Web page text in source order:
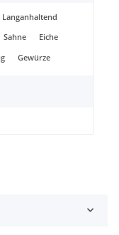
Langanhaltend
Sahne Eiche
Gewürze